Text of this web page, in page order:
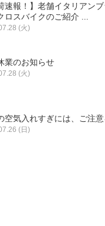
速報！】老舗イタリアン
ロスバイクのご紹介 ...
(火)
業のお知らせ
(火)
空気入れすぎには、ご注意
(日)